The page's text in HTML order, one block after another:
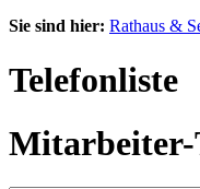
Sie sind hier: Rathaus &
Telefonliste
Mitarbeiter-